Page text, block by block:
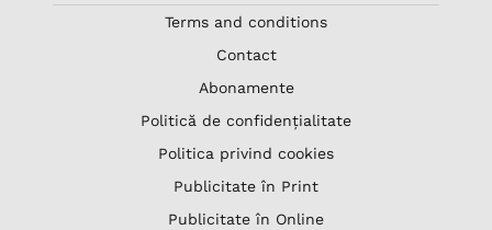
Terms and conditions
Contact
Abonamente
Politică de confidențialitate
Politica privind cookies
Publicitate în Print
Publicitate în Online